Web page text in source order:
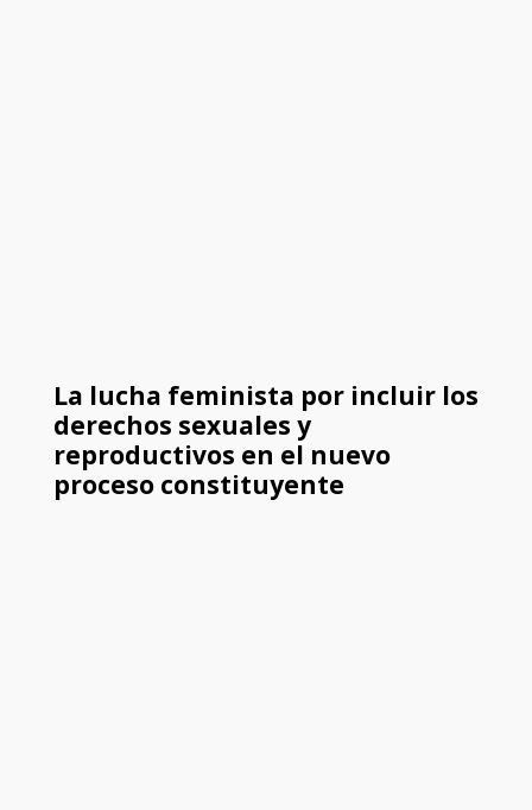
La lucha feminista por incluir los
derechos sexuales y
reproductivos en el nuevo
proceso constituyente